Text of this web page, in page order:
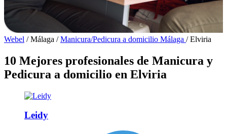
Webel / Málaga / Manicura/Pedicura a domicilio Málaga / Elviria
10 Mejores profesionales de Manicura y
Pedicura a domicilio en Elviria
Leidy